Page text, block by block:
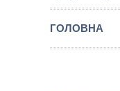
ГОЛОВНА